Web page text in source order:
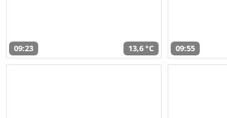
09:23 13,6 °C 09:55